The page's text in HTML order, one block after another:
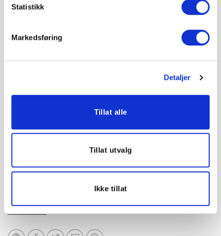
Statistikk
Markedsføring
Detaljer
Tillat alle
Tillat utvalg
Ikke tillat
foreløpig at byggeplasser drives på gult nivå i hele
Gult nivå beskriver smitteverntiltak for
byggeplasser som følger nasjonale
anbefalinger og nåværende forsterkede
beredskapsnivå ved behov for ytterlige
restriktive smitteverntiltak
Standarden kan lastes ned her.
nettsider.